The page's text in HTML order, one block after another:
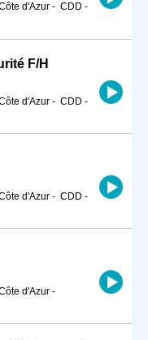
d'Azur - CDD -
F/H
d'Azur - CDD -
d'Azur - CDD -
d'Azur -